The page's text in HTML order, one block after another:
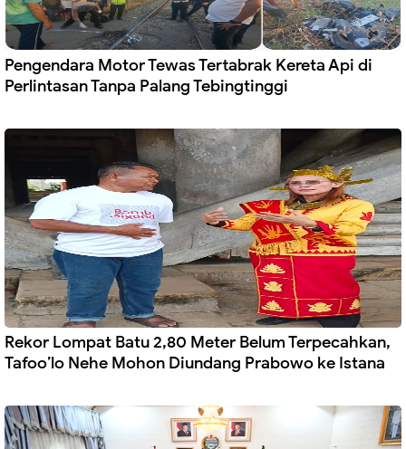
Pengendara Motor Tewas Tertabrak Kereta Api di
Perlintasan Tanpa Palang Tebingtinggi
Rekor Lompat Batu 2,80 Meter Belum Terpecahkan,
Tafoo’lo Nehe Mohon Diundang Prabowo ke Istana